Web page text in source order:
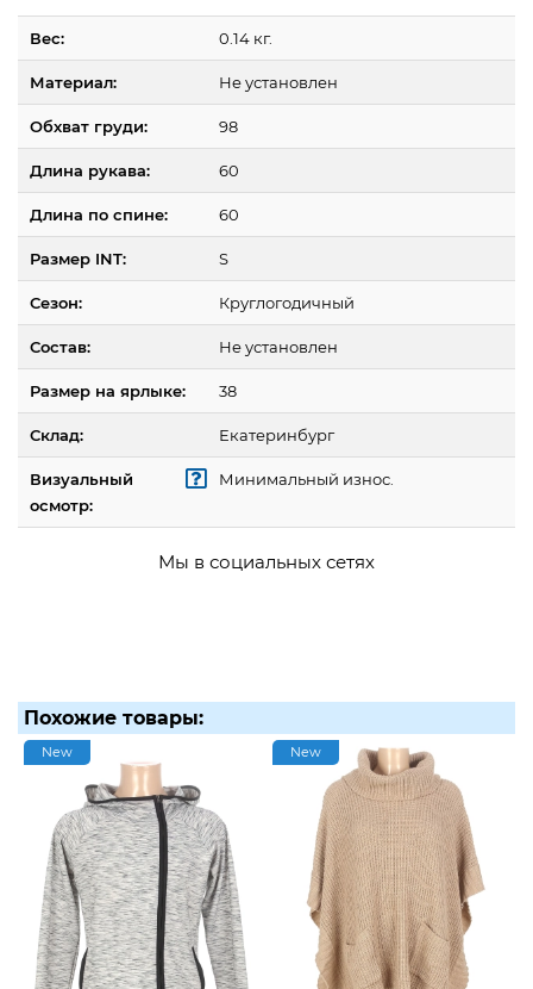
Вес: 0.14 кг.
Материал: Не установлен
Обхват груди: 98
Длина рукава: 60
Длина по спине: 60
Размер INT: S
Сезон: Круглогодичный
Состав: Не установлен
Размер на ярлыке: 38
Склад: Екатеринбург
Визуальный
осмотр:
Минимальный износ.
Мы в социальных сетях
Похожие товары:
New New